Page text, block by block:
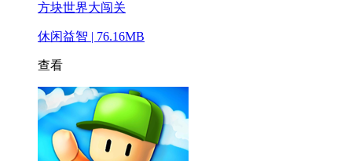
方块世界大闯关
休闲益智 | 76.16MB
查看